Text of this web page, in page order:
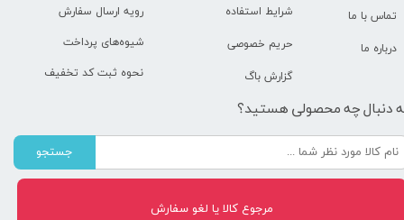
رویه ارسال سفارش
شیوه‌های پرداخت
نحوه ثبت کد تخفیف
شرایط استفاده
حریم خصوصی
گزارش باگ
تماس با ما
درباره ما
دنبال چه محصولی هستید؟
جستجو
مرجوع کالا یا لغو سفارش